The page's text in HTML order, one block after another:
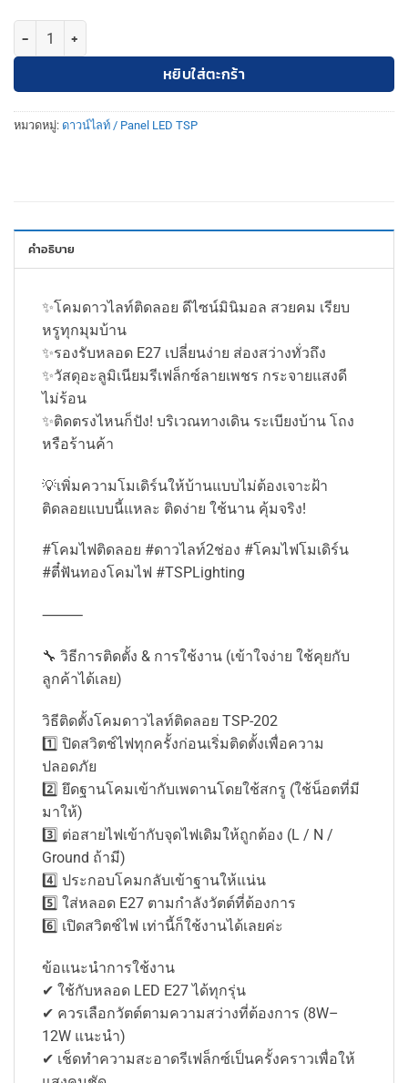
จำนวน TSP-202โคมดาวไลท์ติดลอยเหลี่ยม2ช่องขั้วE27สีดำTSP ชิ้น
หยิบใส่ตะกร้า
หมวดหมู่: ดาวน์ไลท์ / Panel LED TSP
คำอธิบาย
✨โคมดาวไลท์ติดลอย ดีไซน์มินิมอล สวยคม เรียบ
หรูทุกมุมบ้าน
✨รองรับหลอด E27 เปลี่ยนง่าย ส่องสว่างทั่วถึง
✨วัสดุอะลูมิเนียมรีเฟล็กซ์ลายเพชร กระจายแสงดี
ไม่ร้อน
✨ติดตรงไหนก็ปัง! บริเวณทางเดิน ระเบียงบ้าน โถง
หรือร้านค้า
💡เพิ่มความโมเดิร์นให้บ้านแบบไม่ต้องเจาะฝ้า
ติดลอยแบบนี้แหละ ติดง่าย ใช้นาน คุ้มจริง!
#โคมไฟติดลอย #ดาวไลท์2ช่อง #โคมไฟโมเดิร์น
#ตี๋ฟันทองโคมไฟ #TSPLighting
⸻
🔧 วิธีการติดตั้ง & การใช้งาน (เข้าใจง่าย ใช้คุยกับ
ลูกค้าได้เลย)
วิธีติดตั้งโคมดาวไลท์ติดลอย TSP-202
1️⃣ ปิดสวิตช์ไฟทุกครั้งก่อนเริ่มติดตั้งเพื่อความ
ปลอดภัย
2️⃣ ยึดฐานโคมเข้ากับเพดานโดยใช้สกรู (ใช้น็อตที่มี
มาให้)
3️⃣ ต่อสายไฟเข้ากับจุดไฟเดิมให้ถูกต้อง (L / N /
Ground ถ้ามี)
4️⃣ ประกอบโคมกลับเข้าฐานให้แน่น
5️⃣ ใส่หลอด E27 ตามกำลังวัตต์ที่ต้องการ
6️⃣ เปิดสวิตช์ไฟ เท่านี้ก็ใช้งานได้เลยค่ะ
ข้อแนะนำการใช้งาน
✔ ใช้กับหลอด LED E27 ได้ทุกรุ่น
✔ ควรเลือกวัตต์ตามความสว่างที่ต้องการ (8W–
12W แนะนำ)
✔ เช็ดทำความสะอาดรีเฟล็กซ์เป็นครั้งคราวเพื่อให้